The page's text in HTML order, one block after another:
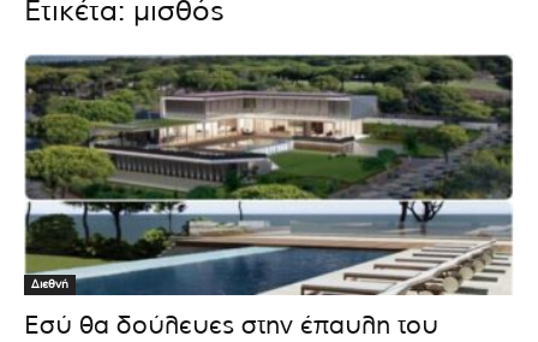
Ετικέτα: μισθός
Διεθνή
Εσύ θα δούλευες στην έπαυλη του